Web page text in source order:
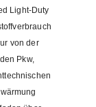
Light-Duty
von der
Pkw,